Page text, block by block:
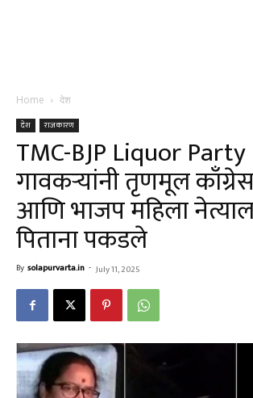
Home देश
देश राजकारण
TMC-BJP Liquor Party
गावकऱ्यांनी तृणमूल
आणि भाजप महिला
पिताना पकडले
By solapurvarta.in - July 11, 2025